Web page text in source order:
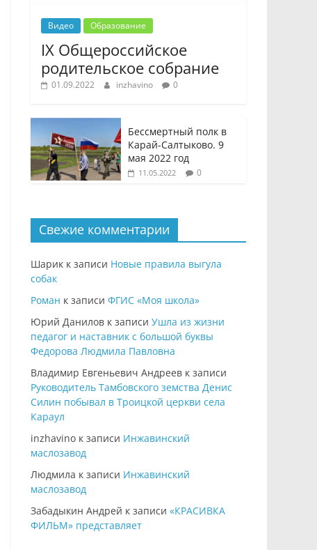
Видео Образование
IX Общероссийское
родительское собрание
01.09.2022 inzhavino 0
Бессмертный полк в
Карай-Салтыково. 9
мая 2022 год
11.05.2022 0
Свежие комментарии
Шарик к записи Новые правила выгула
собак
Роман к записи ФГИС «Моя школа»
Юрий Данилов к записи Ушла из жизни
педагог и наставник с большой буквы
Федорова Людмила Павловна
Владимир Евгеньевич Андреев к записи
Руководитель Тамбовского земства Денис
Силин побывал в Троицкой церкви села
Караул
inzhavino к записи Инжавинский
маслозавод
Людмила к записи Инжавинский
маслозавод
Забадыкин Андрей к записи «КРАСИВКА
ФИЛЬМ» представляет